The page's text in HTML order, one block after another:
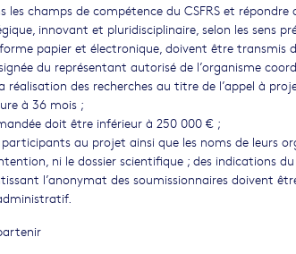
champs de compétence du CSFRS et
innovant et pluridisciplinaire, selon les sens
forme papier et électronique, doivent être transmis
du représentant autorisé de l’organisme
réalisation des recherches au titre de l’appel à
à 36 mois ;
doit être inférieur à 250 000 € ;
au projet ainsi que les noms de leurs
ni le dossier scientifique ; des indications
l’anonymat des soumissionnaires doivent